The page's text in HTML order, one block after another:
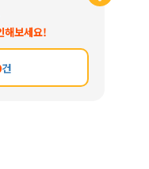
해보세요!
건